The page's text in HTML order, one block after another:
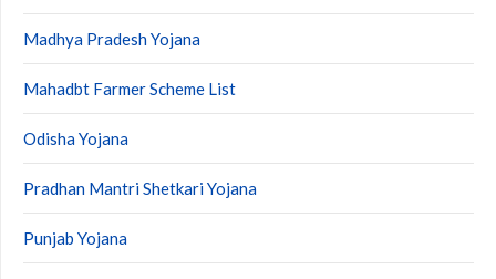
Madhya Pradesh Yojana
Mahadbt Farmer Scheme List
Odisha Yojana
Pradhan Mantri Shetkari Yojana
Punjab Yojana